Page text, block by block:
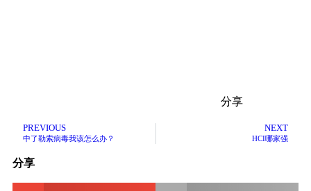
分享
PREVIOUS
中了勒索病毒我该怎么办？
NEXT
HCI哪家强
分享